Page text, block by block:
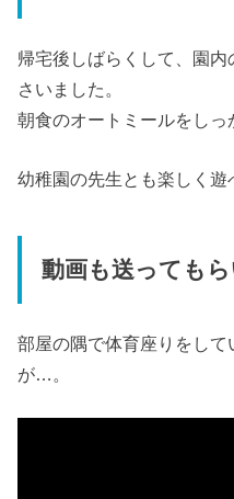
帰宅後しばらくして、園
さいました。
朝食のオートミールをしっ
幼稚園の先生とも楽しく遊
動画も送っても
部屋の隅で体育座りをし
が…。